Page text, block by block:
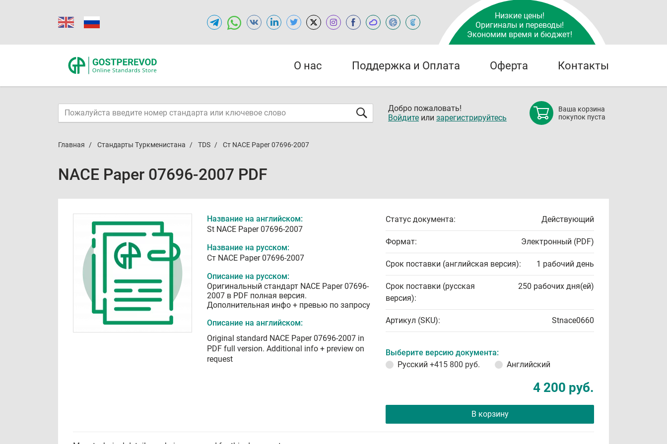
Низкие цены!
Оригиналы и переводы!
Экономим время и бюджет!
О нас Поддержка и Оплата Оферта Контакты
Добро пожаловать!
Войдите или зарегистрируйтесь
Ваша корзина
покупок пуста
Главная Стандарты Туркменистана TDS Ст NACE Paper 07696-2007
NACE Paper 07696-2007 PDF
Название на английском:
St NACE Paper 07696-2007
Название на русском:
Ст NACE Paper 07696-2007
Описание на русском:
Оригинальный стандарт NACE Paper 07696-
2007 в PDF полная версия.
Дополнительная инфо + превью по запросу
Описание на английском:
Original standard NACE Paper 07696-2007 in
PDF full version. Additional info + preview on
request
Статус документа: Действующий
Формат: Электронный (PDF)
Срок поставки (английская версия): 1 рабочий день
Срок поставки (русская
версия):
250 рабочих дня(ей)
Артикул (SKU): Stnace0660
Выберите версию документа:
Русский +415 800 руб. Английский
4 200 руб.
В корзину